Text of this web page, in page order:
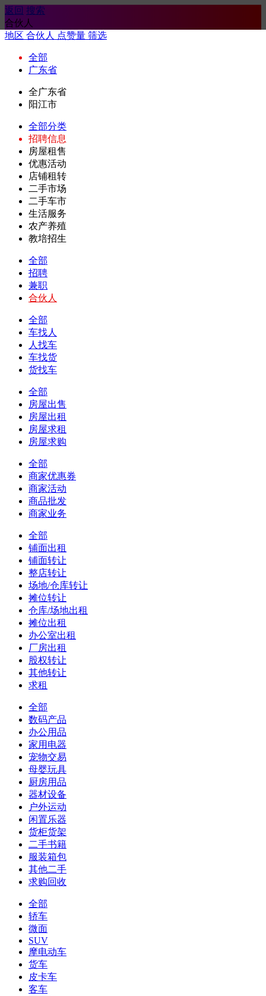
返回 搜索
合伙人
地区 合伙人 点赞量 筛选
全部
广东省
全广东省
阳江市
全部分类
招聘信息
房屋租售
优惠活动
店铺租转
二手市场
二手车市
生活服务
农产养殖
教培招生
全部
招聘
兼职
合伙人
全部
车找人
人找车
车找货
货找车
全部
房屋出售
房屋出租
房屋求租
房屋求购
全部
商家优惠券
商家活动
商品批发
商家业务
全部
铺面出租
铺面转让
整店转让
场地/仓库转让
摊位转让
仓库/场地出租
摊位出租
办公室出租
厂房出租
股权转让
其他转让
求租
全部
数码产品
办公用品
家用电器
宠物交易
母婴玩具
厨房用品
器材设备
户外运动
闲置乐器
货柜货架
二手书籍
服装箱包
其他二手
求购回收
全部
轿车
微面
SUV
摩电动车
货车
皮卡车
客车